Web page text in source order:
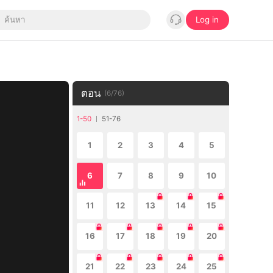
Log in
ตอน (6/76)
1-50 51-76
1 2 3 4 5
6 7 8 9 10
11 12 13 14 15
16 17 18 19 20
21 22 23 24 25